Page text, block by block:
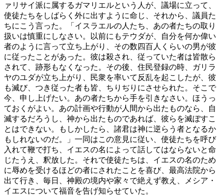
ァリサイ派に属するガマリエルという人が、議場に立って、
使徒たちをしばらく外に出すように命じ、それから、議員た
ちにこう言った。「イスラエルの人たち、あの者たちの取り
扱いは慎重にしなさい。以前にもテウダが、自分を何か偉い
者のように言って立ち上がり、その数四百人くらいの男が彼
に従ったことがあった。彼は殺され、従っていた者は皆散ら
されて、跡形もなくなった。その後、住民登録の時、ガリラ
ヤのユダが立ち上がり、民衆を率いて反乱を起こしたが、彼
も滅び、つき従った者も皆、ちりぢりにさせられた。そこで
今、申し上げたい。あの者たちから手を引きなさい。ほうっ
ておくがよい。あの計画や行動が人間から出たものなら、自
滅するだろうし、神から出たものであれば、彼らを滅ぼすこ
とはできない。もしかしたら、諸君は神に逆らう者となるか
もしれないのだ。」一同はこの意見に従い、使徒たちを呼び
入れて鞭で打ち、イエスの名によって話してはならないと命
じたうえ、釈放した。それで使徒たちは、イエスの名のため
に辱めを受けるほどの者にされたことを喜び、最高法院から
出て行き、毎日、神殿の境内や家々で絶えず教え、メシア・
イエスについて福音を告げ知らせていた。